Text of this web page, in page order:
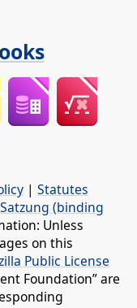
| Statutes
Satzung (binding
Unless
on this
Public License
Foundation” are